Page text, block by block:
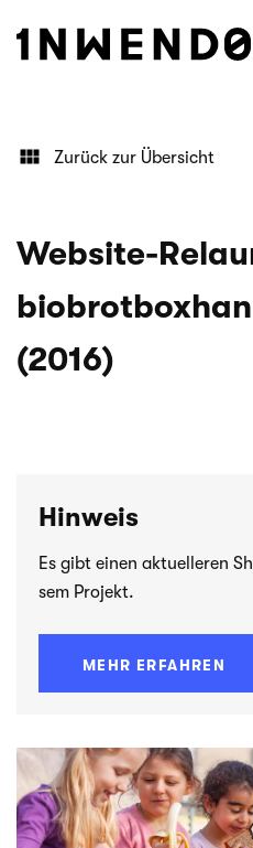
Zurück zur Übersicht
Website-
(2016)
Hinweis
Es gibt einen aktu­el­le­ren
sem Projekt.
MEHR ERFAHREN